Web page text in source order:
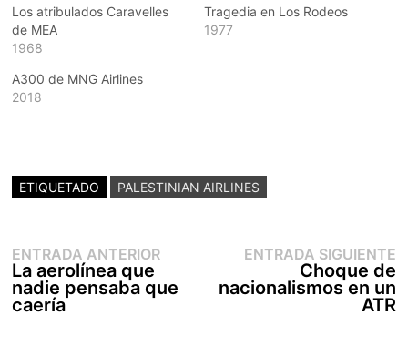
Los atribulados Caravelles
de MEA
1968
Tragedia en Los Rodeos
1977
A300 de MNG Airlines
2018
ETIQUETADO PALESTINIAN AIRLINES
Navegación
de
entradas
ENTRADA ANTERIOREntrada
La aerolínea que
nadie pensaba que
caería
ENTRADA SIGUIENTE
Choque de
nacionalismos en un
ATR